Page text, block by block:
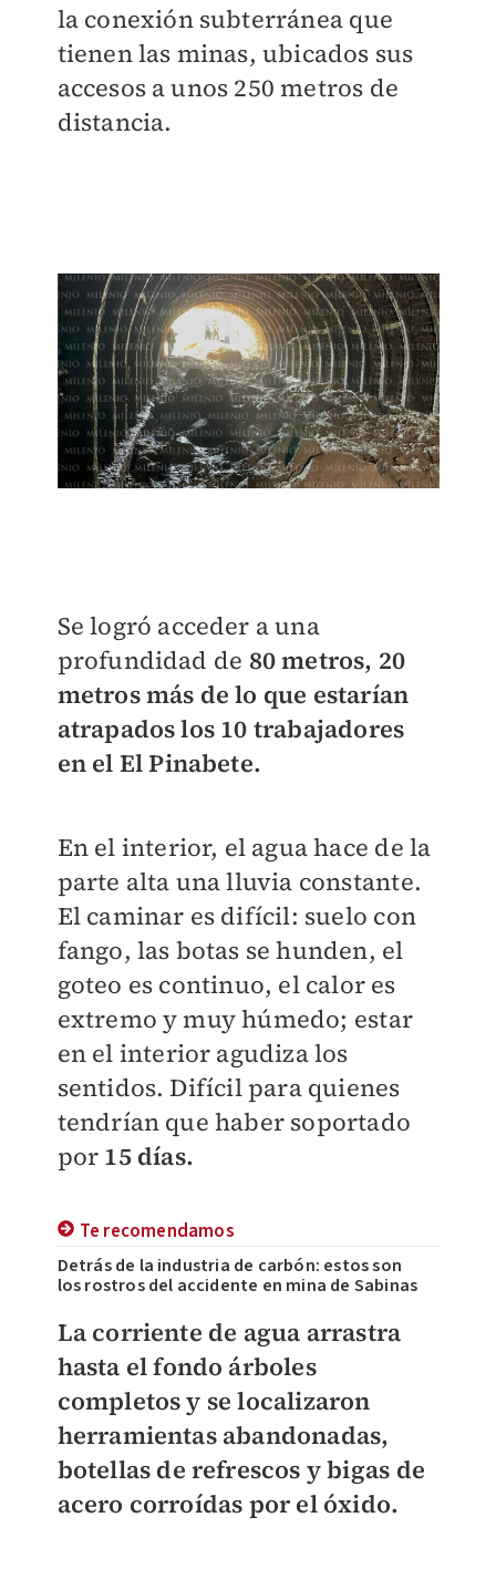
la conexión subterránea que
tienen las minas, ubicados sus
accesos a unos 250 metros de
distancia.
Se logró acceder a una
profundidad de 80 metros, 20
metros más de lo que estarían
atrapados los 10 trabajadores
en el El Pinabete.
En el interior, el agua hace de la
parte alta una lluvia constante.
El caminar es difícil: suelo con
fango, las botas se hunden, el
goteo es continuo, el calor es
extremo y muy húmedo; estar
en el interior agudiza los
sentidos. Difícil para quienes
tendrían que haber soportado
por 15 días.
Te recomendamos
Detrás de la industria de carbón: estos son
los rostros del accidente en mina de Sabinas
La corriente de agua arrastra
hasta el fondo árboles
completos y se localizaron
herramientas abandonadas,
botellas de refrescos y bigas de
acero corroídas por el óxido.